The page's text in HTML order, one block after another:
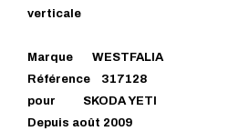
verticale
Marque WESTFALIA
Référence 317128
pour SKODA YETI
Depuis août 2009